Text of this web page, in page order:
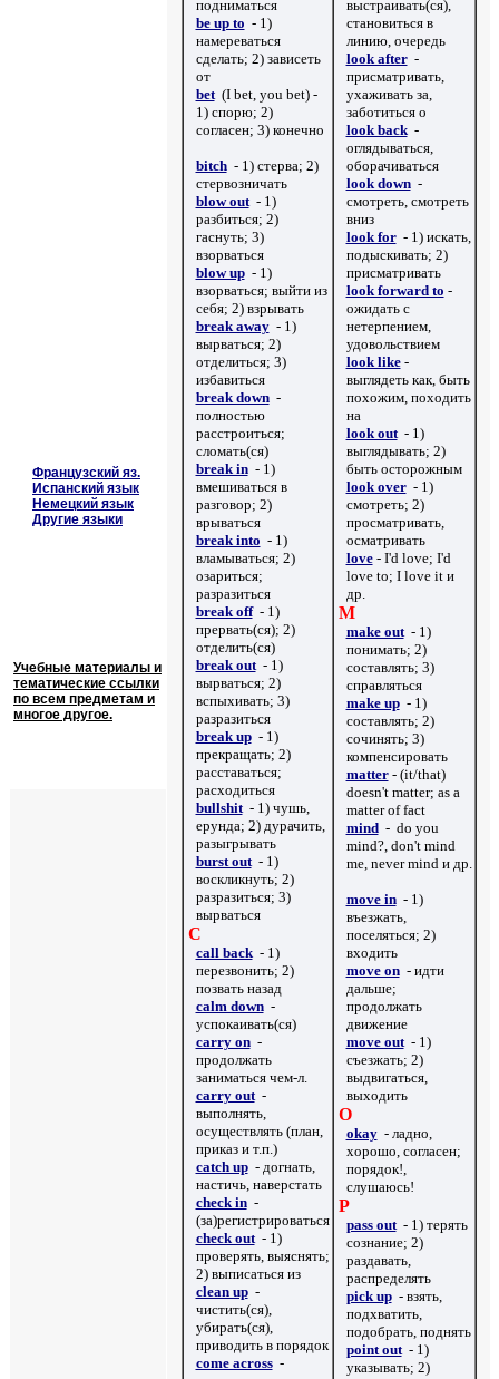
подниматься
be up to - 1)
намереваться
сделать; 2) зависеть
от
bet (I bet, you bet) -
1) спорю; 2)
согласен; 3) конечно
bitch - 1) стерва; 2)
стервозничать
blow out - 1)
разбиться; 2)
гаснуть; 3)
взорваться
blow up- 1)
взорваться; выйти из
себя; 2) взрывать
break away - 1)
вырваться; 2)
отделиться; 3)
избавиться
break down -
полностью
расстроиться;
сломать(ся)
break in - 1)
вмешиваться в
разговор; 2)
врываться
break into - 1)
вламываться; 2)
озариться;
разразиться
break off - 1)
прервать(ся); 2)
отделить(ся)
break out - 1)
вырваться; 2)
вспыхивать; 3)
разразиться
break up - 1)
прекращать; 2)
расставаться;
расходиться
bullshit - 1) чушь,
ерунда; 2) дурачить,
разыгрывать
burst out - 1)
воскликнуть; 2)
разразиться; 3)
вырваться
C
call back - 1)
перезвонить; 2)
позвать назад
calm down -
успокаивать(ся)
carry on -
продолжать
заниматься чем-л.
carry out -
выполнять,
осуществлять (план,
приказ и т.п.)
catch up - догнать,
настичь, наверстать
check in -
(за)регистрироваться
check out - 1)
проверять, выяснять;
2) выписаться из
clean up -
чистить(ся),
убирать(ся),
приводить в порядок
come across -
выстраивать(ся),
становиться в
линию, очередь
look after -
присматривать,
ухаживать за,
заботиться о
look back -
оглядываться,
оборачиваться
look down -
смотреть, смотреть
вниз
look for - 1) искать,
подыскивать; 2)
присматривать
look forward to -
ожидать с
нетерпением,
удовольствием
look like -
выглядеть как, быть
похожим, походить
на
look out - 1)
выглядывать; 2)
быть осторожным
look over - 1)
смотреть; 2)
просматривать,
осматривать
love- I'd love; I'd
love to; I love it и
др.
M
make out - 1)
понимать; 2)
составлять; 3)
справляться
make up - 1)
составлять; 2)
сочинять; 3)
компенсировать
matter- (it/that)
doesn't matter; as a
matter of fact
mind - do you
mind?, don't mind
me, never mind и др.
move in - 1)
въезжать,
поселяться; 2)
входить
move on - идти
дальше;
продолжать
движение
move out - 1)
съезжать; 2)
выдвигаться,
выходить
O
okay- ладно,
хорошо, согласен;
порядок!,
слушаюсь!
P
pass out - 1) терять
сознание; 2)
раздавать,
распределять
pick up - взять,
подхватить,
подобрать, поднять
point out - 1)
указывать; 2)
Французский яз.
Испанский язык
Немецкий язык
Другие языки
Учебные материалы и
тематические ссылки
по всем предметам и
многое другое.